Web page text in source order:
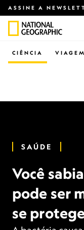
ASSINE A
CIÊNCIA VIAGEM
SAÚDE
Você
pode ser
se